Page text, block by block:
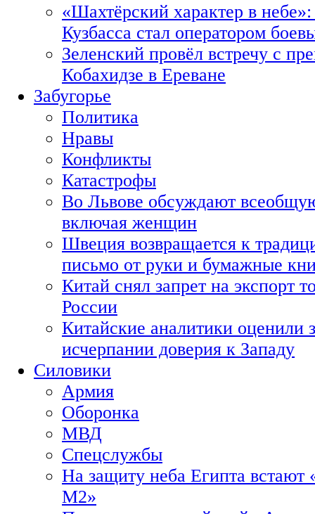
«Шахтёрский характер в
Кузбасса стал оператором
Зеленский провёл встречу с
Кобахидзе в Ереване
Забугорье
Политика
Нравы
Конфликты
Катастрофы
Во Львове обсуждают
включая женщин
Швеция возвращается к
письмо от руки и бумажные
Китай снял запрет на экспорт
России
Китайские аналитики оценили
исчерпании доверия к Западу
Силовики
Армия
Оборонка
МВД
Спецслужбы
На защиту неба Египта встают
М2»